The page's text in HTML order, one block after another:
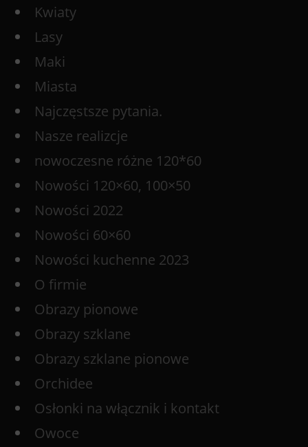
Kwiaty
Lasy
Maki
Miasta
Najczęstsze pytania.
Nasze realizcje
nowoczesne różne 120*60
Nowości 120×60, 100×50
Nowości 2022
Nowości 60×60
Nowości kuchenne 2023
O firmie
Obrazy pionowe
Obrazy szklane
Obrazy szklane pionowe
Orchidee
Osłonki na włącznik i kontakt
Owoce